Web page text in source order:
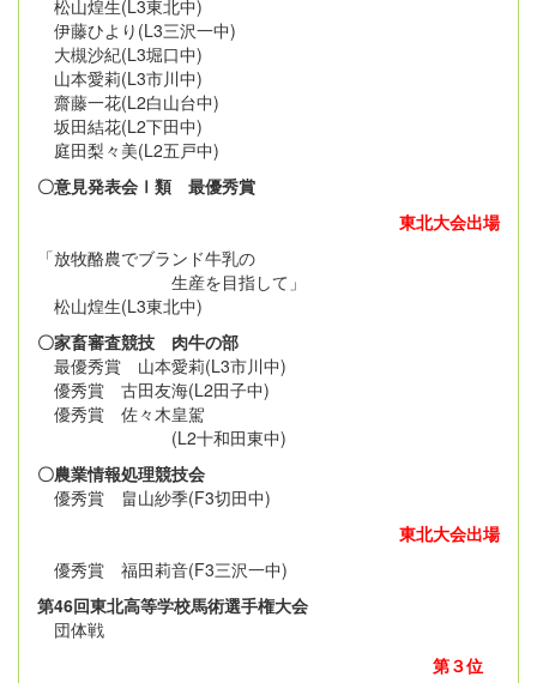
松山煌生(L3東北中)
伊藤ひより(L3三沢一中)
大槻沙紀(L3堀口中)
山本愛莉(L3市川中)
齋藤一花(L2白山台中)
坂田結花(L2下田中)
庭田梨々美(L2五戸中)
〇意見発表会Ⅰ類 最優秀賞
東北大会出場
「放牧酪農でブランド牛乳の
生産を目指して」
松山煌生(L3東北中)
〇家畜審査競技 肉牛の部
最優秀賞 山本愛莉(L3市川中)
優秀賞 古田友海(L2田子中)
優秀賞 佐々木皇駕
(L2十和田東中)
〇農業情報処理競技会
優秀賞 畠山紗季(F3切田中)
東北大会出場
優秀賞 福田莉音(F3三沢一中)
第46回東北高等学校馬術選手権大会
団体戦
第３位